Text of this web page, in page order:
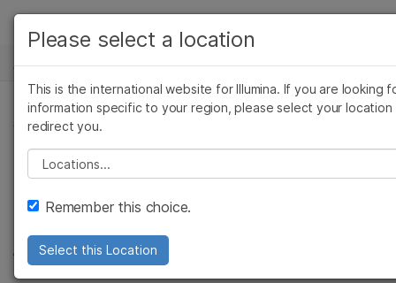
Skip to content
解决方案
学习
公司
支持
推荐内容链接
新闻中心
新闻稿
Illumina的VeriSeq™
NIPT分析软件申请CE
认证
查看更多相关内容。选择您感兴趣的领域:
癌症研究
微生物学
农业基因组学
复杂疾病
临床肿瘤学
遗传病和罕见病
Please select a location
This is the international website for Illumina. If you are looking
information specific to your region, please select your location
redirect you.
Please select a location
Remember this choice.
Select this Location